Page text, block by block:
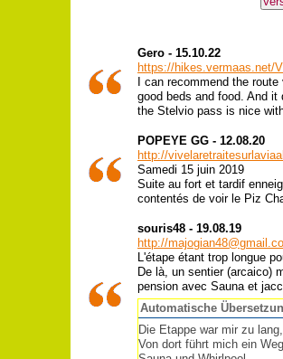
Gero - 15.10.22
https://hikes.vermaas.net/
I can recommend the
good beds and food. And
the Stelvio pass is nice
POPEYE GG - 12.08.20
http://
Samedi 15 juin 2019
Suite au fort et tardif
contentés de voir le Piz
souris48 - 19.08.19
http://
L'étape étant trop longue
De là, un sentier (arcaico)
pension avec Sauna et
Automatische
Die Etappe war mir zu
Von dort führt mich ein